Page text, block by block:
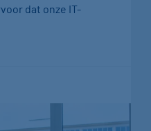
dat onze IT-